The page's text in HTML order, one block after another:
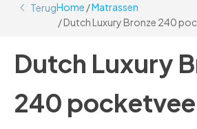
TerugHome /Matrassen
/ Dutch Luxury Bronze 240
Dutch Luxury
240